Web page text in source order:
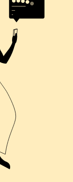
90 dagar
30 dagar